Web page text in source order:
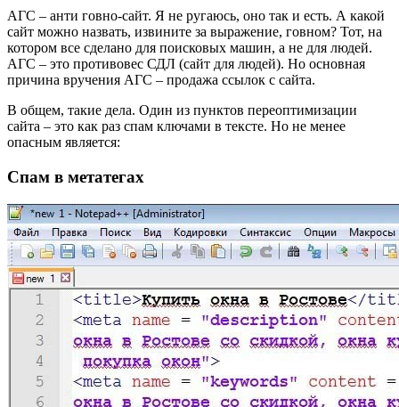
АГС – анти говно-сайт. Я не ругаюсь, оно так и есть. А какой
сайт можно назвать, извините за выражение, говном? Тот, на
котором все сделано для поисковых машин, а не для людей.
АГС – это противовес СДЛ (сайт для людей). Но основная
причина вручения АГС – продажа ссылок с сайта.
В общем, такие дела. Один из пунктов переоптимизации
сайта – это как раз спам ключами в тексте. Но не менее
опасным является:
Спам в метатегах